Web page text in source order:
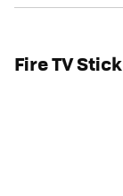
Fire TV Stick